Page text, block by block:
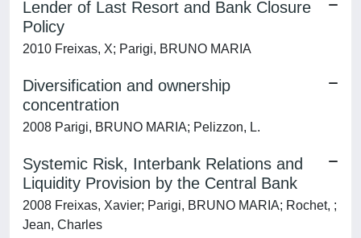
Lender of Last Resort and Bank Closure
Policy
2010 Freixas, X; Parigi, BRUNO MARIA
Diversification and ownership
concentration
2008 Parigi, BRUNO MARIA; Pelizzon, L.
Systemic Risk, Interbank Relations and
Liquidity Provision by the Central Bank
2008 Freixas, Xavier; Parigi, BRUNO MARIA; Rochet, ;
Jean, Charles